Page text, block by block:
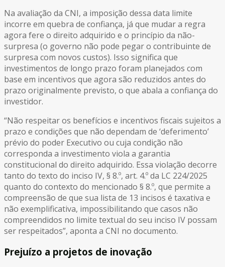
Na avaliação da CNI, a imposição dessa data limite
incorre em quebra de confiança, já que mudar a regra
agora fere o direito adquirido e o princípio da não-
surpresa (o governo não pode pegar o contribuinte de
surpresa com novos custos). Isso significa que
investimentos de longo prazo foram planejados com
base em incentivos que agora são reduzidos antes do
prazo originalmente previsto, o que abala a confiança do
investidor.
“Não respeitar os benefícios e incentivos fiscais sujeitos a
prazo e condições que não dependam de ‘deferimento’
prévio do poder Executivo ou cuja condição não
corresponda a investimento viola a garantia
constitucional do direito adquirido. Essa violação decorre
tanto do texto do inciso IV, § 8.º, art. 4.º da LC 224/2025
quanto do contexto do mencionado § 8.º, que permite a
compreensão de que sua lista de 13 incisos é taxativa e
não exemplificativa, impossibilitando que casos não
compreendidos no limite textual do seu inciso IV possam
ser respeitados”, aponta a CNI no documento.
Prejuízo a projetos de inovação